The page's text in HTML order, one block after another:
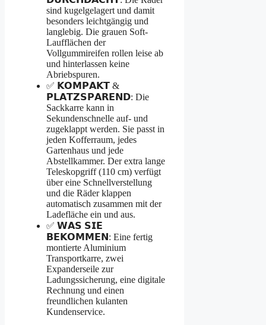
sind kugelgelagert und damit
besonders leichtgängig und
langlebig. Die grauen Soft-
Laufflächen der
Vollgummireifen rollen leise ab
und hinterlassen keine
Abriebspuren.
✅ 𝗞𝗢𝗠𝗣𝗔𝗞𝗧 &
𝗣𝗟𝗔𝗧𝗭𝗦𝗣𝗔𝗥𝗘𝗡𝗗: Die
Sackkarre kann in
Sekundenschnelle auf- und
zugeklappt werden. Sie passt in
jeden Kofferraum, jedes
Gartenhaus und jede
Abstellkammer. Der extra lange
Teleskopgriff (110 cm) verfügt
über eine Schnellverstellung
und die Räder klappen
automatisch zusammen mit der
Ladefläche ein und aus.
✅ 𝗪𝗔𝗦 𝗦𝗜𝗘
𝗕𝗘𝗞𝗢𝗠𝗠𝗘𝗡: Eine fertig
montierte Aluminium
Transportkarre, zwei
Expanderseile zur
Ladungssicherung, eine digitale
Rechnung und einen
freundlichen kulanten
Kundenservice.